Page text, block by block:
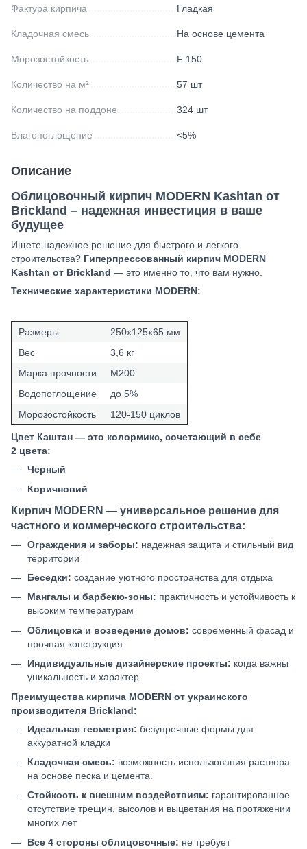
Фактура кирпича Гладкая
Кладочная смесь На основе цемента
Морозостойкость F 150
Количество на м² 57 шт
Количество на поддоне 324 шт
Влагопоглощение <5%
Описание
Облицовочный кирпич MODERN Kashtan от
Brickland – надежная инвестиция в ваше
будущее
Ищете надежное решение для быстрого и легкого
строительства? Гиперпрессованный кирпич MODERN
Kashtan от Brickland — это именно то, что вам нужно.
Технические характеристики MODERN:
Размеры
250х125х65 мм
Вес
3,6 кг
Марка прочности
М200
Водопоглощение
до 5%
Морозостойкость
120-150 циклов
Цвет Каштан — это колормикс, сочетающий в себе
2 цвета:
Черный
Коричновий
Кирпич MODERN — универсальное решение для
частного и коммерческого строительства:
Ограждения и заборы: надежная защита и стильный вид
территории
Беседки: создание уютного пространства для отдыха
Мангалы и барбекю-зоны: практичность и устойчивость к
высоким температурам
Облицовка и возведение домов: современный фасад и
прочная конструкция
Индивидуальные дизайнерские проекты: когда важны
уникальность и характер
Преимущества кирпича MODERN от украинского
производителя Brickland:
Идеальная геометрия: безупречные формы для
аккуратной кладки
Кладочная смесь: возможность использования раствора
на основе песка и цемента.
Стойкость к внешним воздействиям: гарантированное
отсутствие трещин, высолов и выцветания на протяжении
многих лет
Все 4 стороны облицовочные: не требует